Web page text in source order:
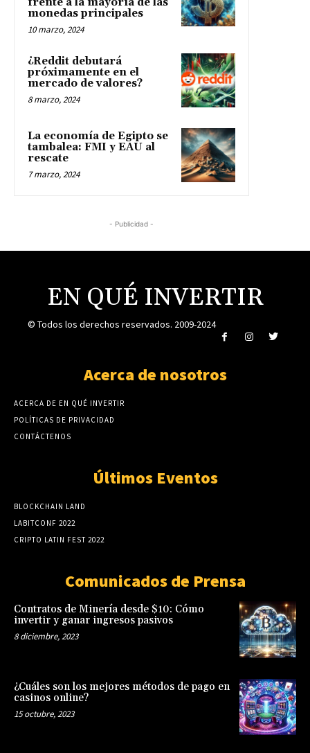
monedas principales
10 marzo, 2024
¿Reddit debutará
próximamente en el
mercado de valores?
8 marzo, 2024
La economía de Egipto se
tambalea: FMI y EAU al
rescate
7 marzo, 2024
- Publicidad -
EN QUÉ INVERTIR
© Todos los derechos reservados. 2009-2024
Acerca de nosotros
ACERCA DE EN QUÉ INVERTIR
POLÍTICAS DE PRIVACIDAD
CONTÁCTENOS
Últimos Eventos
BLOCKCHAIN LAND
LABITCONF 2022
CRIPTO LATIN FEST 2022
Comunicados de Prensa
Contratos de Minería desde $10: Cómo
invertir y ganar ingresos pasivos
8 diciembre, 2023
¿Cuáles son los mejores métodos de pago en
casinos online?
15 octubre, 2023